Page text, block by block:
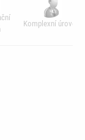
Komplexní úroveň